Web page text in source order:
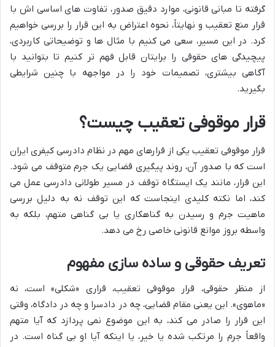
گرفته تا مبانی قانونی، موارد دقیق صدور، تفاوت های اساسی اش با
قرار منع تعقیب و نهایتاً، نحوه اعتراض به این قرار را بررسی خواهیم
کرد. در این مسیر، سعی می کنیم با مثال ها و توضیحاتی کاربردی،
پیچیدگی های حقوقی را برایتان قابل فهم تر کنیم تا بتوانید با
آگاهی بیشتری، تصمیمات خود را در مواجهه با چنین شرایطی
بگیرید.
قرار موقوفی تعقیب چیست؟
قرار موقوفی تعقیب یکی از قرارهای مهم در نظام دادرسی کیفری ایران
است که با صدور آن، روند پیگیری قضایی یک جرم متوقف می شود.
این قرار، مانند یک ایستگاه توقف در مسیر طولانی دادرسی عمل می
کند، اما نکته کلیدی اینجاست که این توقف نه به دلیل بررسی
ماهیت جرم و رسیدن به گناهکاری یا بی گناهی متهم، بلکه به
واسطه بروز موانع قانونی خاصی رخ می دهد.
تعریف حقوقی و ساده سازی مفهوم
از منظر حقوقی، قرار موقوفی تعقیب، قراری «شکلی» است، نه
«ماهوی». این یعنی مقام قضایی، چه در دادسرا و چه در دادگاه، وقتی
این قرار را صادر می کند، به این موضوع نمی پردازد که آیا متهم
واقعاً جرم را مرتکب شده یا خیر، یا اینکه آیا او بی گناه است. در